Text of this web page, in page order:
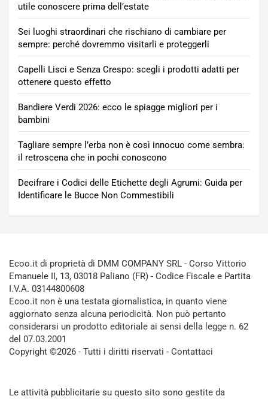
utile conoscere prima dell’estate
Sei luoghi straordinari che rischiano di cambiare per
sempre: perché dovremmo visitarli e proteggerli
Capelli Lisci e Senza Crespo: scegli i prodotti adatti per
ottenere questo effetto
Bandiere Verdi 2026: ecco le spiagge migliori per i
bambini
Tagliare sempre l’erba non è così innocuo come sembra:
il retroscena che in pochi conoscono
Decifrare i Codici delle Etichette degli Agrumi: Guida per
Identificare le Bucce Non Commestibili
Ecoo.it di proprietà di DMM COMPANY SRL - Corso Vittorio
Emanuele II, 13, 03018 Paliano (FR) - Codice Fiscale e Partita
I.V.A. 03144800608
Ecoo.it non è una testata giornalistica, in quanto viene
aggiornato senza alcuna periodicità. Non può pertanto
considerarsi un prodotto editoriale ai sensi della legge n. 62
del 07.03.2001
Copyright ©2026 - Tutti i diritti riservati - Contattaci
Le attività pubblicitarie su questo sito sono gestite da